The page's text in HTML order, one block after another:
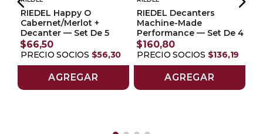
RIEDEL Happy O
Cabernet/Merlot +
Decanter — Set De 5
$66,50
PRECIO SOCIOS $56,30
AGREGAR
RIEDEL Decanters
Machine-Made
Performance — Set De 4
$160,80
PRECIO SOCIOS $136,19
AGREGAR